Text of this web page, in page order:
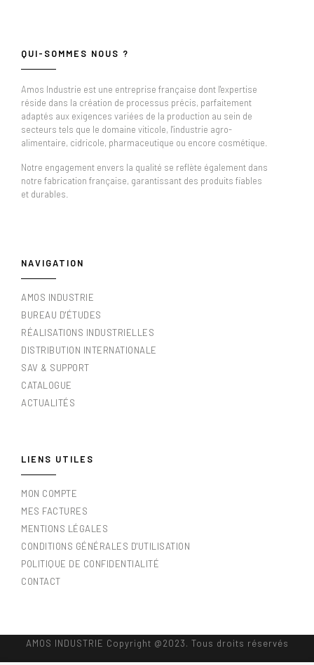
QUI-SOMMES NOUS ?
Amos Industrie est une entreprise française dont l'expertise
réside dans la création de processus précis, parfaitement
adaptés aux exigences variées de la production au sein de
secteurs tels que le domaine viticole, l'industrie agro-
alimentaire, cidricole, pharmaceutique ou encore cosmétique.
Notre engagement envers la qualité se reflète également dans
notre fabrication française, garantissant des produits fiables
et durables.
NAVIGATION
AMOS INDUSTRIE
BUREAU D'ÉTUDES
RÉALISATIONS INDUSTRIELLES
DISTRIBUTION INTERNATIONALE
SAV & SUPPORT
CATALOGUE
ACTUALITÉS
LIENS UTILES
MON COMPTE
MES FACTURES
MENTIONS LÉGALES
CONDITIONS GÉNÉRALES D'UTILISATION
POLITIQUE DE CONFIDENTIALITÉ
CONTACT
AMOS INDUSTRIE Copyright @2023. Tous droits réservés